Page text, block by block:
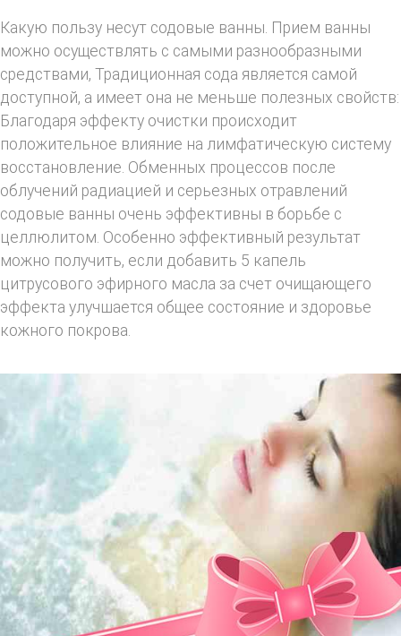
Какую пользу несут содовые ванны. Прием ванны
можно осуществлять с самыми разнообразными
средствами, Традиционная сода является самой
доступной, а имеет она не меньше полезных свойств:
Благодаря эффекту очистки происходит
положительное влияние на лимфатическую систему
восстановление. Обменных процессов после
облучений радиацией и серьезных отравлений
содовые ванны очень эффективны в борьбе с
целлюлитом. Особенно эффективный результат
можно получить, если добавить 5 капель
цитрусового эфирного масла за счет очищающего
эффекта улучшается общее состояние и здоровье
кожного покрова.